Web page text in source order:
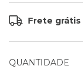
Frete grátis
QUANTIDADE